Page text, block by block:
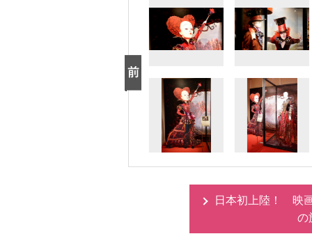
日本初上陸！ 映
の